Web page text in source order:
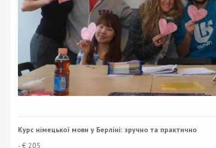
Курс німецької мови у Берліні: зручно та практично
- € 205